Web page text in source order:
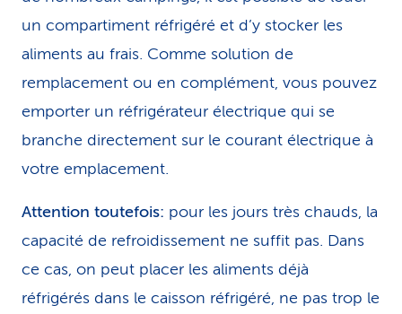
un compartiment réfrigéré et d’y stocker les
aliments au frais. Comme solution de
remplacement ou en complément, vous pouvez
emporter un réfrigérateur électrique qui se
branche directement sur le courant électrique à
votre emplacement.
Attention toutefois: pour les jours très chauds, la
capacité de refroidissement ne suffit pas. Dans
ce cas, on peut placer les aliments déjà
réfrigérés dans le caisson réfrigéré, ne pas trop le